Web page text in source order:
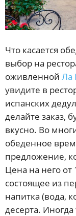
Что касается
выбор на
оживленной Ла
увидите в
испанских
делайте заказ,
вкусно. Во
обеденное
предложение,
Цена на него
состоящее из
напитка (вода,
десерта.